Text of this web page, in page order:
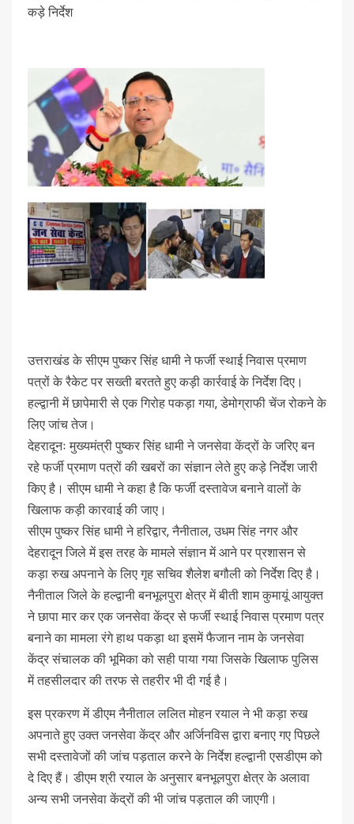
कड़े निर्देश
उत्तराखंड के सीएम पुष्कर सिंह धामी ने फर्जी स्थाई निवास प्रमाण
पत्रों के रैकेट पर सख्ती बरतते हुए कड़ी कार्रवाई के निर्देश दिए।
हल्द्वानी में छापेमारी से एक गिरोह पकड़ा गया, डेमोग्राफी चेंज रोकने के
लिए जांच तेज।
देहरादूनः मुख्यमंत्री पुष्कर सिंह धामी ने जनसेवा केंद्रों के जरिए बन
रहे फर्जी प्रमाण पत्रों की खबरों का संज्ञान लेते हुए कड़े निर्देश जारी
किए है। सीएम धामी ने कहा है कि फर्जी दस्तावेज बनाने वालों के
खिलाफ कड़ी कारवाई की जाए।
सीएम पुष्कर सिंह धामी ने हरिद्वार, नैनीताल, उधम सिंह नगर और
देहरादून जिले में इस तरह के मामले संज्ञान में आने पर प्रशासन से
कड़ा रुख अपनाने के लिए गृह सचिव शैलेश बगौली को निर्देश दिए है।
नैनीताल जिले के हल्द्वानी बनभूलपुरा क्षेत्र में बीती शाम कुमायूं आयुक्त
ने छापा मार कर एक जनसेवा केंद्र से फर्जी स्थाई निवास प्रमाण पत्र
बनाने का मामला रंगे हाथ पकड़ा था इसमें फैजान नाम के जनसेवा
केंद्र संचालक की भूमिका को सही पाया गया जिसके खिलाफ पुलिस
में तहसीलदार की तरफ से तहरीर भी दी गई है।
इस प्रकरण में डीएम नैनीताल ललित मोहन रयाल ने भी कड़ा रुख
अपनाते हुए उक्त जनसेवा केंद्र और अर्जिनविस द्वारा बनाए गए पिछले
सभी दस्तावेजों की जांच पड़ताल करने के निर्देश हल्द्वानी एसडीएम को
दे दिए हैं। डीएम श्री रयाल के अनुसार बनभूलपुरा क्षेत्र के अलावा
अन्य सभी जनसेवा केंद्रों की भी जांच पड़ताल की जाएगी।